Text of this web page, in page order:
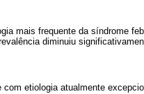
mais frequente da síndrome
diminuiu
etiologia atualmente